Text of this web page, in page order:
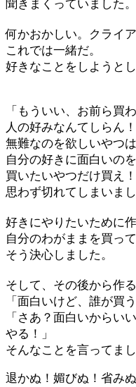
聞きまくっていました。
何かおかしい。クライ
これでは一緒だ。
好きなことをしようと
「もういい、お前ら買
人の好みなんてしらん！
無難なのを欲しいやつ
自分の好きに面白いのを
買いたいやつだけ買え！
思わず切れてしまいまし
好きにやりたいために
自分のわがままを買って
そう決心しました。
そして、その後から作
「面白いけど、誰が買
「さあ？面白いからい
やる！」
そんなことを言ってまし
退かぬ！媚びぬ！省みぬ